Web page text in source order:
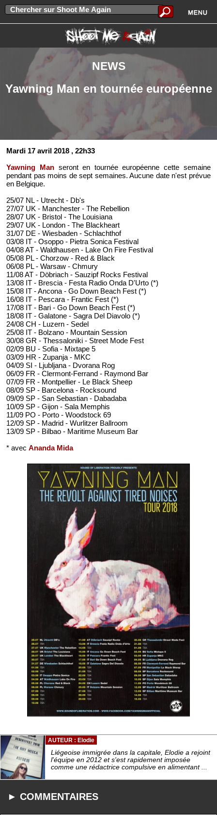
NEWS
Yawning Man en tournée européenne
Mardi 17 avril 2018 , 22h33
Yawning Man seront en tournée européenne cette semaine
pendant pas moins de sept semaines. Aucune date n'est prévue
en Belgique.
25/07 NL - Utrecht - Db's
27/07 UK - Manchester - The Rebellion
28/07 UK - Bristol - The Louisiana
29/07 UK - London - The Blackheart
31/07 DE - Wiesbaden - Schlachthof
03/08 IT - Osoppo - Pietra Sonica Festival
04/08 AT - Waldhausen - Lake On Fire Festival
05/08 PL - Chorzow - Red & Black
06/08 PL - Warsaw - Chmury
11/08 AT - Döbriach - Sauzipf Rocks Festival
13/08 IT - Brescia - Festa Radio Onda D'Urto (*)
15/08 IT - Ancona - Go Down Beach Fest (*)
16/08 IT - Pescara - Frantic Fest (*)
17/08 IT - Bari - Go Down Beach Fest (*)
18/08 IT - Galatone - Sagra Del Diavolo (*)
24/08 CH - Luzern - Sedel
25/08 IT - Bolzano - Mountain Session
30/08 GR - Thessaloniki - Street Mode Fest
02/09 BU - Sofia - Mixtape 5
03/09 HR - Zupanja - MKC
04/09 SI - Ljubljana - Dvorana Rog
06/09 FR - Clermont-Ferrand - Raymond Bar
07/09 FR - Montpellier - Le Black Sheep
08/09 SP - Barcelona - Rocksound
09/09 SP - San Sebastian - Dabadaba
10/09 SP - Gijon - Sala Memphis
11/09 PO - Porto - Woodstock 69
12/09 SP - Madrid - Wurlitzer Ballroom
13/09 SP - Bilbao - Maritime Museum Bar
* avecAnanda Mida
AUTEUR : Elodie
Liégeoise immigrée dans la capitale, Elodie a rejoint
l'équipe en 2012 et s'est rapidement imposée
comme une rédactrice compulsive en alimentant ...
► COMMENTAIRES